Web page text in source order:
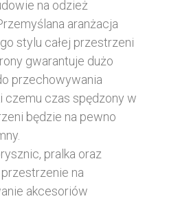
na odzież
aranżacja
stylu całej przestrzeni
gwarantuje dużo
przechowywania
czemu czas spędzony w
będzie na pewno
pralka oraz
na
akcesoriów